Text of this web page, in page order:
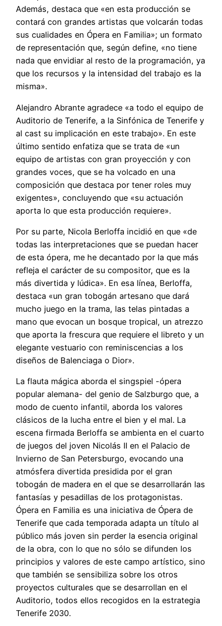
Además, destaca que «en esta producción se
contará con grandes artistas que volcarán todas
sus cualidades en Ópera en Familia»; un formato
de representación que, según define, «no tiene
nada que envidiar al resto de la programación, ya
que los recursos y la intensidad del trabajo es la
misma».
Alejandro Abrante agradece «a todo el equipo de
Auditorio de Tenerife, a la Sinfónica de Tenerife y
al cast su implicación en este trabajo». En este
último sentido enfatiza que se trata de «un
equipo de artistas con gran proyección y con
grandes voces, que se ha volcado en una
composición que destaca por tener roles muy
exigentes», concluyendo que «su actuación
aporta lo que esta producción requiere».
Por su parte, Nicola Berloffa incidió en que «de
todas las interpretaciones que se puedan hacer
de esta ópera, me he decantado por la que más
refleja el carácter de su compositor, que es la
más divertida y lúdica». En esa línea, Berloffa,
destaca «un gran tobogán artesano que dará
mucho juego en la trama, las telas pintadas a
mano que evocan un bosque tropical, un atrezzo
que aporta la frescura que requiere el libreto y un
elegante vestuario con reminiscencias a los
diseños de Balenciaga o Dior».
La flauta mágica aborda el singspiel -ópera
popular alemana- del genio de Salzburgo que, a
modo de cuento infantil, aborda los valores
clásicos de la lucha entre el bien y el mal. La
escena firmada Berloffa se ambienta en el cuarto
de juegos del joven Nicolás II en el Palacio de
Invierno de San Petersburgo, evocando una
atmósfera divertida presidida por el gran
tobogán de madera en el que se desarrollarán las
fantasías y pesadillas de los protagonistas.
Ópera en Familia es una iniciativa de Ópera de
Tenerife que cada temporada adapta un título al
público más joven sin perder la esencia original
de la obra, con lo que no sólo se difunden los
principios y valores de este campo artístico, sino
que también se sensibiliza sobre los otros
proyectos culturales que se desarrollan en el
Auditorio, todos ellos recogidos en la estrategia
Tenerife 2030.